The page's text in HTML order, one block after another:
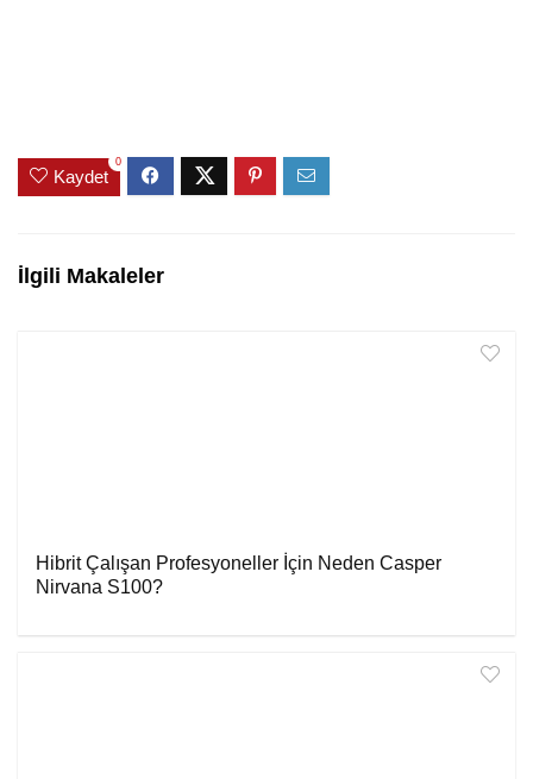
Kaydet
0
İlgili Makaleler
Hibrit Çalışan Profesyoneller İçin Neden Casper
Nirvana S100?